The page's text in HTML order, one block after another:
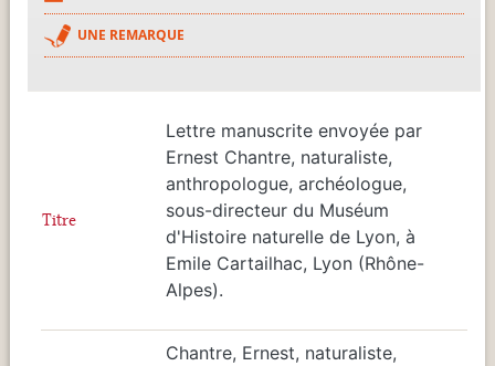
UNE REMARQUE
Titre
Lettre manuscrite envoyée par
Ernest Chantre, naturaliste,
anthropologue, archéologue,
sous-directeur du Muséum
d'Histoire naturelle de Lyon, à
Emile Cartailhac, Lyon (Rhône-
Alpes).
Chantre, Ernest, naturaliste,